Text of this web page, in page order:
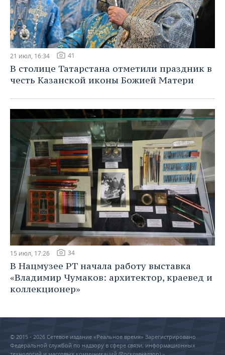
21 июл, 16:34 41
В столице Татарстана отметили праздник в
честь Казанской иконы Божией Матери
15 июл, 17:26 34
В Нацмузее РТ начала работу выставка
«Владимир Чумаков: архитектор, краевед и
коллекционер»
© 2015 - 2026 Сетевое издание «Реальное время» Зарегистрировано
Федеральной службой по надзору в сфере связи, информационных